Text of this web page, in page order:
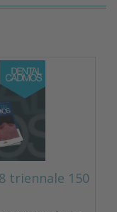
triennale 150